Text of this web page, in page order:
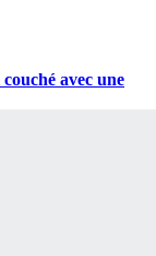
avec une